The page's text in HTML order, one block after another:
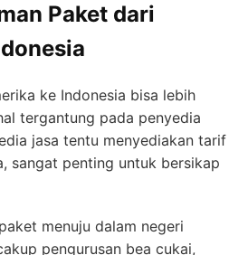
Paket dari
ke Indonesia bisa lebih
tergantung pada penyedia
jasa tentu menyediakan tarif
sangat penting untuk bersikap
menuju dalam negeri
pengurusan bea cukai,